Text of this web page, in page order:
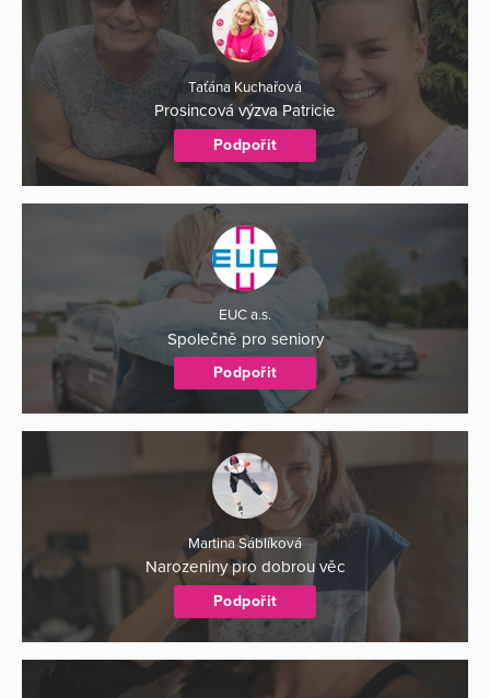
Taťána Kuchařová
Prosincová výzva Patricie
Podpořit
EUC a.s.
Společně pro seniory
Podpořit
Martina Sáblíková
Narozeniny pro dobrou věc
Podpořit